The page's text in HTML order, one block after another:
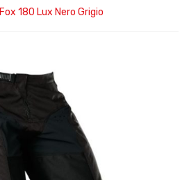
180 Lux Nero Grigio